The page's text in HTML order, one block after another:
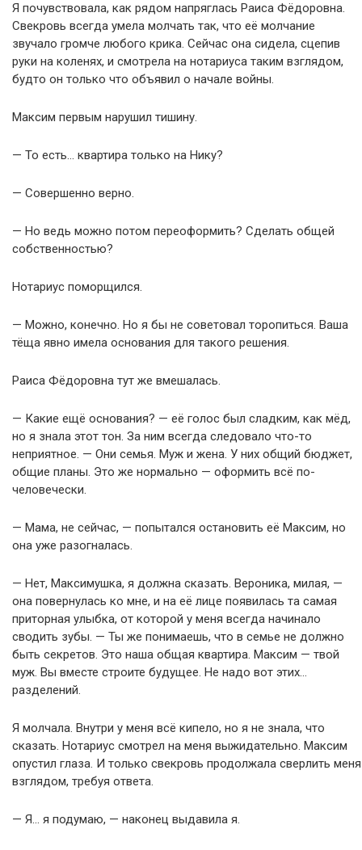
Я почувствовала, как рядом напряглась Раиса Фёдоровна.
Свекровь всегда умела молчать так, что её молчание
звучало громче любого крика. Сейчас она сидела, сцепив
руки на коленях, и смотрела на нотариуса таким взглядом,
будто он только что объявил о начале войны.
Максим первым нарушил тишину.
— То есть… квартира только на Нику?
— Совершенно верно.
— Но ведь можно потом переоформить? Сделать общей
собственностью?
Нотариус поморщился.
— Можно, конечно. Но я бы не советовал торопиться. Ваша
тёща явно имела основания для такого решения.
Раиса Фёдоровна тут же вмешалась.
— Какие ещё основания? — её голос был сладким, как мёд,
но я знала этот тон. За ним всегда следовало что-то
неприятное. — Они семья. Муж и жена. У них общий бюджет,
общие планы. Это же нормально — оформить всё по-
человечески.
— Мама, не сейчас, — попытался остановить её Максим, но
она уже разогналась.
— Нет, Максимушка, я должна сказать. Вероника, милая, —
она повернулась ко мне, и на её лице появилась та самая
приторная улыбка, от которой у меня всегда начинало
сводить зубы. — Ты же понимаешь, что в семье не должно
быть секретов. Это наша общая квартира. Максим — твой
муж. Вы вместе строите будущее. Не надо вот этих…
разделений.
Я молчала. Внутри у меня всё кипело, но я не знала, что
сказать. Нотариус смотрел на меня выжидательно. Максим
опустил глаза. И только свекровь продолжала сверлить меня
взглядом, требуя ответа.
— Я… я подумаю, — наконец выдавила я.